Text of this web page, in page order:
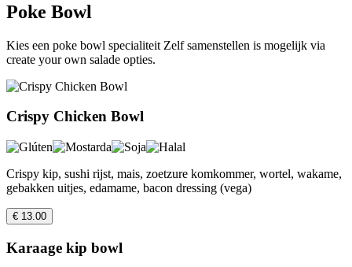
Poke Bowl
Kies een poke bowl specialiteit Zelf samenstellen is mogelijk via
create your own salade opties.
Crispy Chicken Bowl
Crispy kip, sushi rijst, mais, zoetzure komkommer, wortel, wakame,
gebakken uitjes, edamame, bacon dressing (vega)
€ 13.00
Karaage kip bowl